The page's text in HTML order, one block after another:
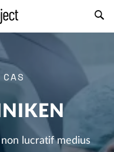
lucratif medius